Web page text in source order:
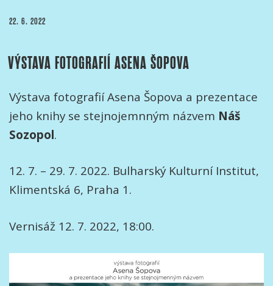
organizace
PUBLIKOVÁNO
22. 6. 2022
VÝSTAVA FOTOGRAFIÍ ASENA ŠOPOVA
Výstava fotografií Asena Šopova a prezentace
jeho knihy se stejnojemnným názvem Náš
Sozopol.
12. 7. – 29. 7. 2022. Bulharský Kulturní Institut,
Klimentská 6, Praha 1.
Vernisáž 12. 7. 2022, 18:00.